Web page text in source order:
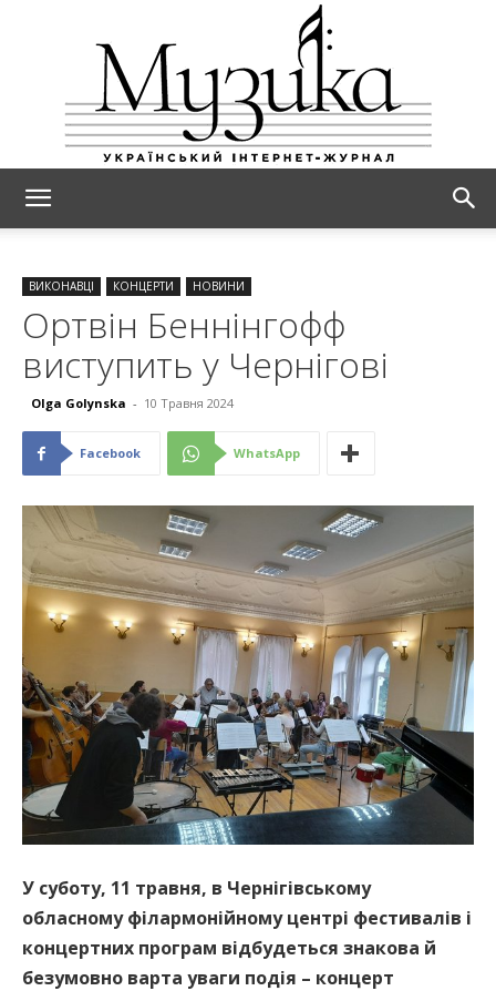
ВИКОНАВЦІ КОНЦЕРТИ НОВИНИ
Ортвін Беннінгофф
виступить у Чернігові
Olga Golynska - 10 Травня 2024
Facebook WhatsApp
У суботу, 11 травня, в Чернігівському
обласному філармонійному центрі фестивалів і
концертних програм відбудеться знакова й
безумовно варта уваги подія – концерт